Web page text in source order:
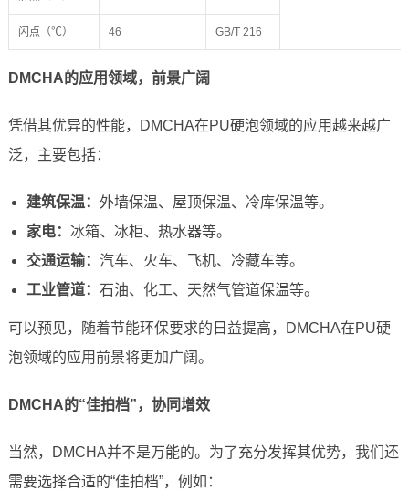
闪点（℃） 46 GB/T 216
DMCHA的应用领域，前景广阔
凭借其优异的性能，DMCHA在PU硬泡领域的应用越来越广
泛，主要包括：
建筑保温： 外墙保温、屋顶保温、冷库保温等。
家电： 冰箱、冰柜、热水器等。
交通运输： 汽车、火车、飞机、冷藏车等。
工业管道： 石油、化工、天然气管道保温等。
可以预见，随着节能环保要求的日益提高，DMCHA在PU硬
泡领域的应用前景将更加广阔。
DMCHA的“佳拍档”，协同增效
当然，DMCHA并不是万能的。为了充分发挥其优势，我们还
需要选择合适的“佳拍档”，例如：